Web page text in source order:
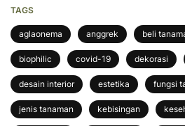
TAGS
aglaonema anggrek beli
biophilic covid-19 dekorasi
desain interior estetika fungsi
jenis tanaman kebisingan